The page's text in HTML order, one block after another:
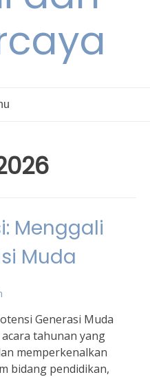
Menggali
Muda
Generasi Muda
tahunan yang
memperkenalkan
bidang pendidikan,